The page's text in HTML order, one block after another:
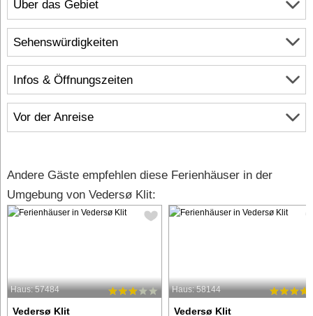
Über das Gebiet
Infos & Öffnungszeiten
Vor der Anreise
Sehenswürdigkeiten
Andere Gäste empfehlen diese Ferienhäuser in der
Umgebung von Vedersø Klit:
Haus: 57484
Vedersø Klit
Haus: 58144
Vedersø Klit